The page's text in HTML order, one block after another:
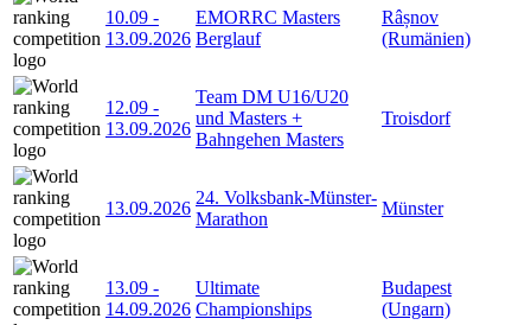
10.09 -
13.09.2026
EMORRC Masters
Berglauf
Râșnov
(Rumänien)
12.09 -
13.09.2026
Team DM U16/U20
und Masters +
Bahngehen Masters
Troisdorf
13.09.2026
24. Volksbank-Münster-
Marathon
Münster
13.09 -
14.09.2026
Ultimate
Championships
Budapest
(Ungarn)